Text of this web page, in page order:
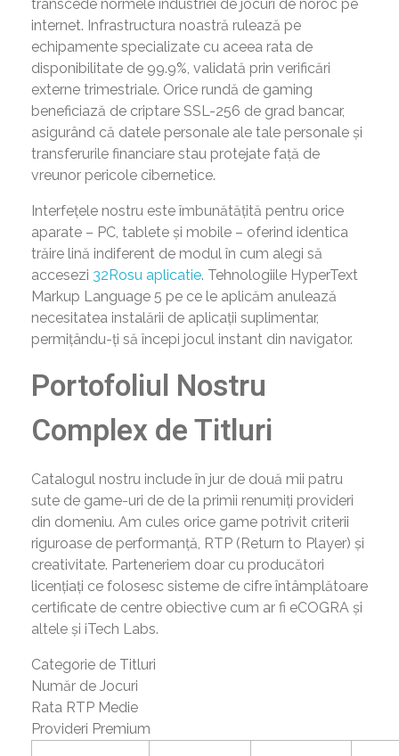
transcede normele industriei de jocuri de noroc pe
internet. Infrastructura noastră rulează pe
echipamente specializate cu aceea rata de
disponibilitate de 99.9%, validată prin verificări
externe trimestriale. Orice rundă de gaming
beneficiază de criptare SSL-256 de grad bancar,
asigurând că datele personale ale tale personale și
transferurile financiare stau protejate față de
vreunor pericole cibernetice.
Interfețele nostru este îmbunătățită pentru orice
aparate – PC, tablete și mobile – oferind identica
trăire lină indiferent de modul în cum alegi să
accesezi 32Rosu aplicatie. Tehnologiile HyperText
Markup Language 5 pe ce le aplicăm anulează
necesitatea instalării de aplicații suplimentar,
permițându-ți să începi jocul instant din navigator.
Portofoliul Nostru
Complex de Titluri
Catalogul nostru include în jur de două mii patru
sute de game-uri de de la primii renumiți provideri
din domeniu. Am cules orice game potrivit criterii
riguroase de performanță, RTP (Return to Player) și
creativitate. Parteneriem doar cu producători
licențiați ce folosesc sisteme de cifre întâmplătoare
certificate de centre obiective cum ar fi eCOGRA și
altele și iTech Labs.
Categorie de Titluri
Număr de Jocuri
Rata RTP Medie
Provideri Premium